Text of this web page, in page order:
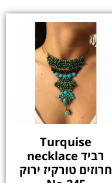
Turquise
necklace רביד
חרוזים טורקיז ירוק